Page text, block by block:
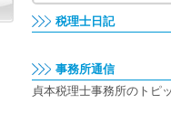
税理士日記
事務所通信
貞本税理士事務所のトピ